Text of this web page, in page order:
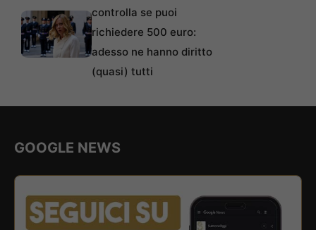
controlla se puoi
richiedere 500 euro:
adesso ne hanno diritto
(quasi) tutti
GOOGLE NEWS